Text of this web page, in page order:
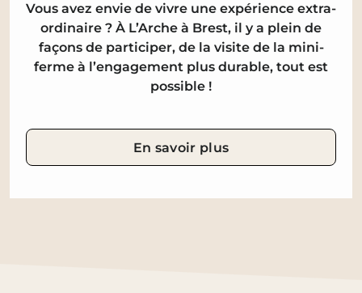
Vous avez envie de vivre une expérience extra-
ordinaire ? À L’Arche à Brest, il y a plein de
façons de participer, de la visite de la mini-
ferme à l’engagement plus durable, tout est
possible !
En savoir plus